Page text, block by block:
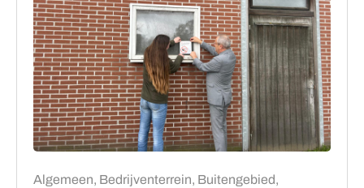
Algemeen, Bedrijventerrein, Buitengebied,